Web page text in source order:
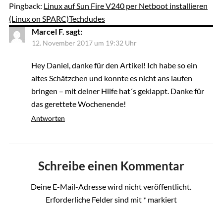
Pingback: Linux auf Sun Fire V240 per Netboot installieren
(Linux on SPARC)Techdudes
Marcel F. sagt:
12. November 2017 um 19:32 Uhr
Hey Daniel, danke für den Artikel! Ich habe so ein
altes Schätzchen und konnte es nicht ans laufen
bringen – mit deiner Hilfe hat´s geklappt. Danke für
das gerettete Wochenende!
Antworten
Schreibe einen Kommentar
Deine E-Mail-Adresse wird nicht veröffentlicht.
Erforderliche Felder sind mit *markiert